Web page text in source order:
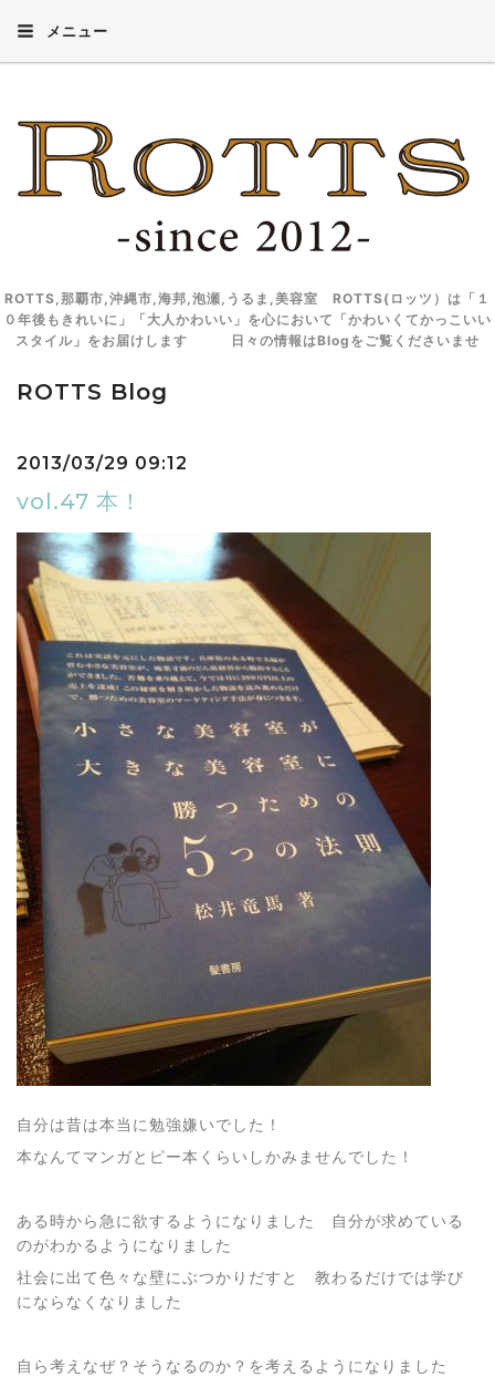
メニュー
ROTTS,那覇市,沖縄市,海邦,泡瀬,うるま,美容室 ROTTS(ロッツ）は「１
０年後もきれいに」「大人かわいい」を心において「かわいくてかっこいい
スタイル」をお届けします 日々の情報はBlogをご覧くださいませ
ROTTS Blog
2013/03/29 09:12
vol.47 本！
自分は昔は本当に勉強嫌いでした！
本なんてマンガとピー本くらいしかみませんでした！
ある時から急に欲するようになりました 自分が求めている
のがわかるようになりました
社会に出て色々な壁にぶつかりだすと 教わるだけでは学び
にならなくなりました
自ら考えなぜ？そうなるのか？を考えるようになりました